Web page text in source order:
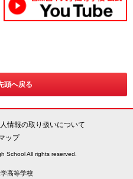
頭へ戻る
情報の取り扱いについて
ップ
School All rights reserved.
高等学校